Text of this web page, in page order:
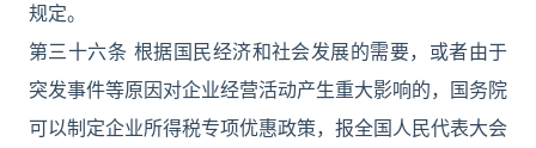
规定。
第三十六条 根据国民经济和社会发展的需要，或者由于
突发事件等原因对企业经营活动产生重大影响的，国务院
可以制定企业所得税专项优惠政策，报全国人民代表大会